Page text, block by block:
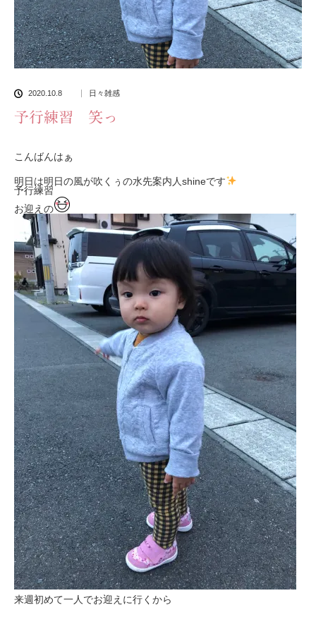
2020.10.8 日々雑感
予行練習 笑っ
こんばんはぁ
明日は明日の風が吹くぅの水先案内人shineです
予行練習
お迎えの
来週初めて一人でお迎えに行くから